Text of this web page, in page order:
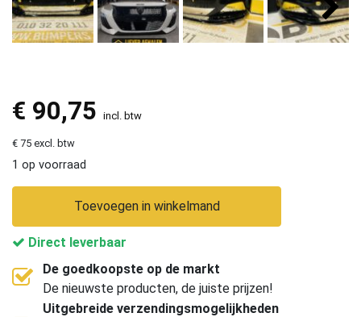
€ 90,75 incl. btw
€ 75 excl. btw
1 op voorraad
Toevoegen in winkelmand
Direct leverbaar
De goedkoopste op de markt
De nieuwste producten, de juiste prijzen!
Uitgebreide verzendingsmogelijkheden